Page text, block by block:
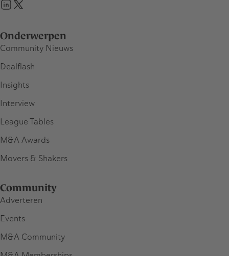
Onderwerpen
Community Nieuws
Dealflash
Insights
Interview
League Tables
M&A Awards
Movers & Shakers
Community
Adverteren
Events
M&A Community